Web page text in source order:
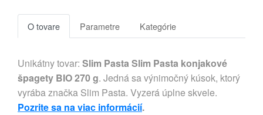
O tovare Parametre Kategórie
Unikátny tovar: Slim Pasta Slim Pasta konjakové
špagety BIO 270 g. Jedná sa výnimočný kúsok, ktorý
vyrába značka Slim Pasta. Vyzerá úplne skvele.
Pozrite sa na viac informácií.